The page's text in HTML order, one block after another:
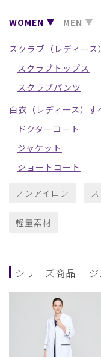
WOMEN MEN
スクラブ（レディース
スクラブトップス
スクラブパンツ
白衣（レディース）す
ドクターコート
ジャケット
ショートコート
ノンアイロン
軽量素材
シリーズ商品 「